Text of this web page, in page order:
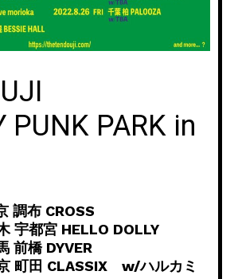
PUNK PARK in
調布 CROSS
宇都宮 HELLO DOLLY
前橋 DYVER
町田 CLASSIX w/ハルカミ